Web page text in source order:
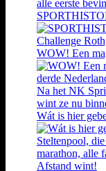
WOW! Een
Wát is hier